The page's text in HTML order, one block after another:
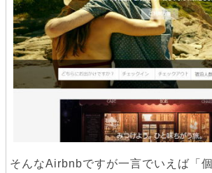
そんなAirbnbですが一言でいえば「